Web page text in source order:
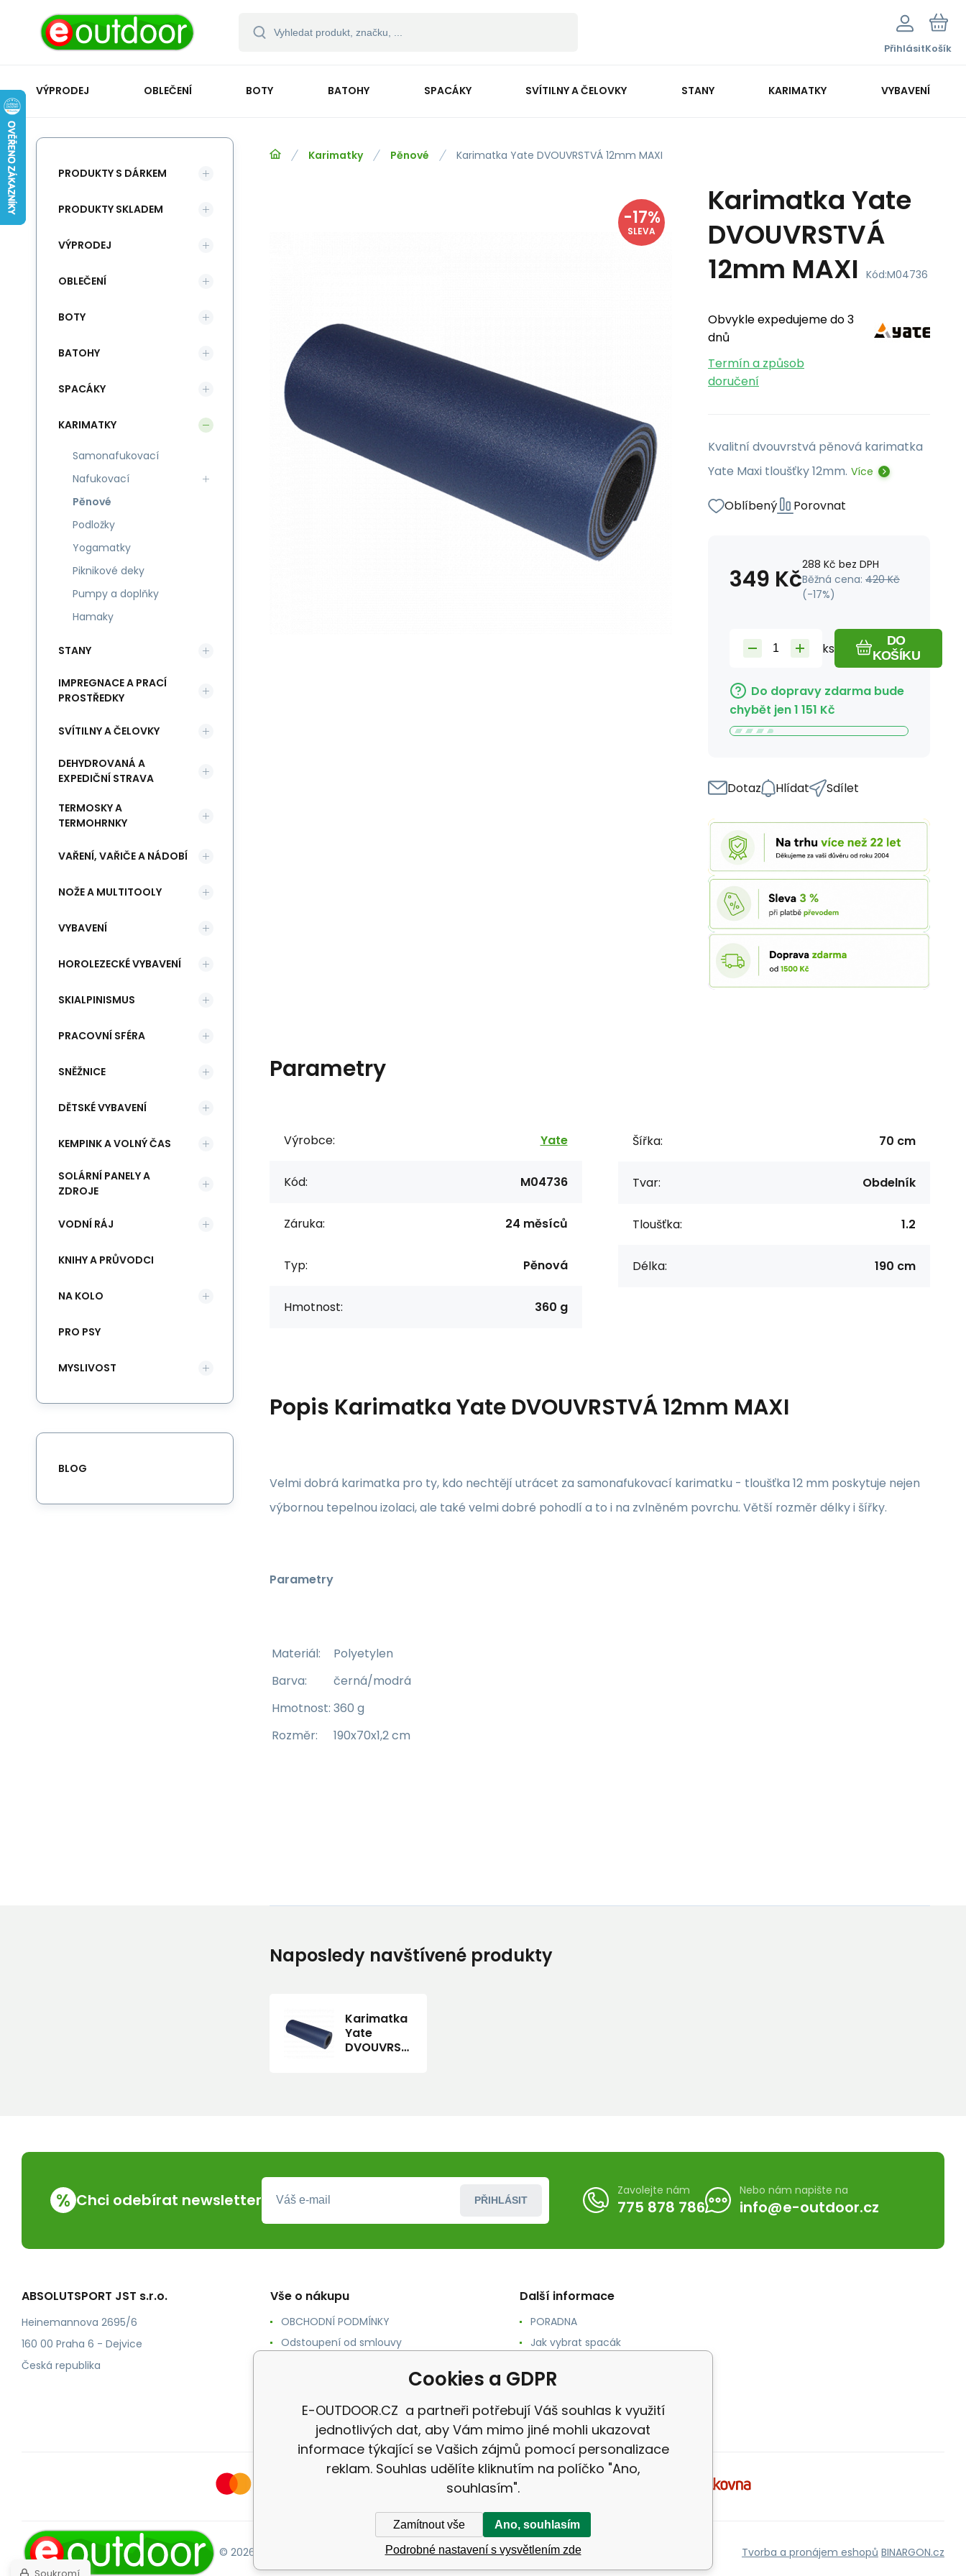
PřihlásitKošík
VÝPRODEJ OBLEČENÍ BOTY BATOHY SPACÁKY SVÍTILNY A ČELOVKY STANY KARIMATKY VYBAVENÍ
Karimatky Pěnové Karimatka Yate DVOUVRSTVÁ 12mm MAXI
-17%
SLEVA
Karimatka Yate
DVOUVRSTVÁ
12mm MAXI Kód:M04736
Obvykle expedujeme do 3
dnů
Termín a způsob
doručení
Kvalitní dvouvrstvá pěnová karimatka
Yate Maxi tloušťky 12mm. Více
Oblíbený Porovnat
349 Kč288 Kč bez DPH
Běžná cena: 420 Kč
(-17%)
ks
DO
KOŠÍKU
Do dopravy zdarma bude
chybět jen1 151 Kč
Dotaz Hlídat Sdílet
Parametry
Výrobce: Yate
Kód: M04736
Záruka: 24 měsíců
Typ: Pěnová
Hmotnost: 360 g
Šířka: 70 cm
Tvar: Obdelník
Tloušťka: 1.2
Délka: 190 cm
Popis Karimatka Yate DVOUVRSTVÁ 12mm MAXI
Velmi dobrá karimatka pro ty, kdo nechtějí utrácet za samonafukovací karimatku - tloušťka 12 mm poskytuje nejen
výbornou tepelnou izolaci, ale také velmi dobré pohodlí a to i na zvlněném povrchu. Větší rozměr délky i šířky.
Parametry
Materiál:
Polyetylen
Barva:
černá/modrá
Hmotnost: 360 g
Rozměr:
190x70x1,2 cm
PRODUKTY S DÁRKEM
PRODUKTY SKLADEM
VÝPRODEJ
OBLEČENÍ
BOTY
BATOHY
SPACÁKY
KARIMATKY
Samonafukovací
Nafukovací
Pěnové
Podložky
Yogamatky
Piknikové deky
Pumpy a doplňky
Hamaky
STANY
IMPREGNACE A PRACÍ
PROSTŘEDKY
SVÍTILNY A ČELOVKY
DEHYDROVANÁ A
EXPEDIČNÍ STRAVA
TERMOSKY A
TERMOHRNKY
VAŘENÍ, VAŘIČE A NÁDOBÍ
NOŽE A MULTITOOLY
VYBAVENÍ
HOROLEZECKÉ VYBAVENÍ
SKIALPINISMUS
PRACOVNÍ SFÉRA
SNĚŽNICE
DĚTSKÉ VYBAVENÍ
KEMPINK A VOLNÝ ČAS
SOLÁRNÍ PANELY A
ZDROJE
VODNÍ RÁJ
KNIHY A PRŮVODCI
NA KOLO
PRO PSY
MYSLIVOST
BLOG
Naposledy navštívené produkty
Karimatka
Yate
DVOUVRSTVÁ
% Chci odebírat newsletter PŘIHLÁSIT
Zavolejte nám
775 878 786
Nebo nám napište na
info@e-outdoor.cz
ABSOLUTSPORT JST s.r.o.
Heinemannova 2695/6
160 00 Praha 6 - Dejvice
Česká republika
Vše o nákupu
OBCHODNÍ PODMÍNKY
Odstoupení od smlouvy
Ochrana osobních údajů
Další informace
PORADNA
Jak vybrat spacák
Jak vybrat karimatku
Reklamace
© 2026 E-OUTDOOR.CZ | Mapa stránek Tvorba a pronájem eshopů BINARGON.cz
Cookies a GDPR
E-OUTDOOR.CZ a partneři potřebují Váš souhlas k využití
jednotlivých dat, aby Vám mimo jiné mohli ukazovat
informace týkající se Vašich zájmů pomocí personalizace
reklam. Souhlas udělíte kliknutím na políčko "Ano,
souhlasím".
Zamítnout vše Ano, souhlasím
Podrobné nastavení s vysvětlením zde